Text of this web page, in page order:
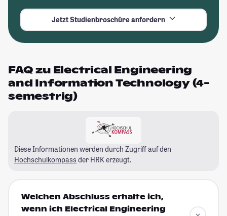
Jetzt Studienbroschüre anfordern
FAQ zu Electrical Engineering
and Information Technology (4-
semestrig)
Diese Informationen werden durch Zugriff auf den
Hochschulkompass der HRK erzeugt.
Welchen Abschluss erhalte ich,
wenn ich Electrical Engineering